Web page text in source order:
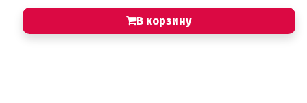
В корзину